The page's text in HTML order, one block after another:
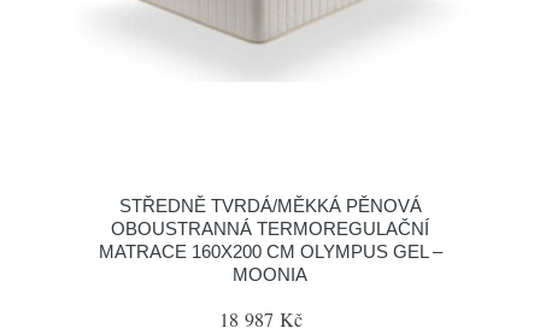
STŘEDNĚ TVRDÁ/MĚKKÁ PĚNOVÁ
OBOUSTRANNÁ TERMOREGULAČNÍ
MATRACE 160X200 CM OLYMPUS GEL –
MOONIA
18 987 Kč